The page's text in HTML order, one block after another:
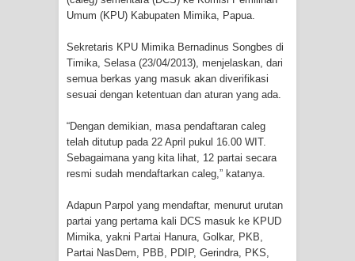
Profil Lengkap Papua Barat, Bumi
Cenderawasih di Ujung Barat Papua
Profil Lengkap Provinsi Papua, Bumi
Cenderawasih di Ujung Timur
Profil Lengkap Aceh, Provinsi
Istimewa di Ujung Sumatera
Umum (KPU) Kabupaten Mimika, Papua.
Sekretaris KPU Mimika Bernadinus Songbes di
Timika, Selasa (23/04/2013), menjelaskan, dari
semua berkas yang masuk akan diverifikasi
sesuai dengan ketentuan dan aturan yang ada.
“Dengan demikian, masa pendaftaran caleg
telah ditutup pada 22 April pukul 16.00 WIT.
Sebagaimana yang kita lihat, 12 partai secara
resmi sudah mendaftarkan caleg,” katanya.
Adapun Parpol yang mendaftar, menurut urutan
partai yang pertama kali DCS masuk ke KPUD
Mimika, yakni Partai Hanura, Golkar, PKB,
Partai NasDem, PBB, PDIP, Gerindra, PKS,